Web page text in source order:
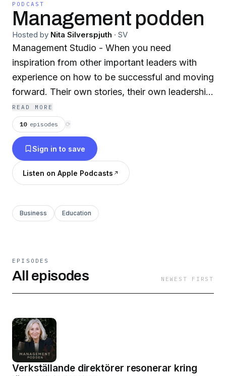
PODCAST
Management podden
Hosted by Nita Silverspjuth · SV
Management Studio - When you need
inspiration from other important leaders with
experience on how to be successful and moving
forward. Their own stories, their own leadership
style and their own thoughts about the future.
READ MORE
10 episodes ⟳
Sign in to save
Listen on Apple Podcasts
Business Education
EPISODES
All episodes NEWEST FIRST
Verkställande direktörer resonerar kring